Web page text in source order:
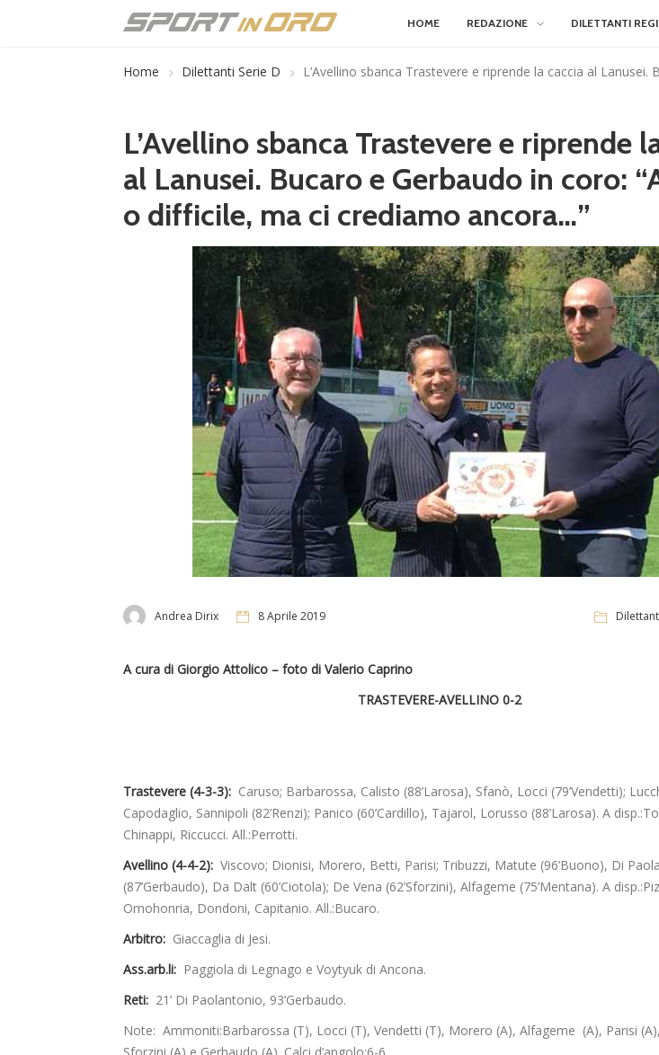
HOME REDAZIONE DILETTANTI
Home Dilettanti Serie D L’Avellino sbanca Trastevere e riprende la caccia al
L’Avellino sbanca Trastevere e riprende
al Lanusei. Bucaro e Gerbaudo in coro:
o difficile, ma ci crediamo ancora…”
Andrea Dirix 8 Aprile 2019
A cura di Giorgio Attolico – foto di Valerio Caprino
TRASTEVERE-AVELLINO 0-2
Trastevere (4-3-3): Caruso; Barbarossa, Calisto (88’Larosa), Sfanò, Locci (79’Vendetti);
Capodaglio, Sannipoli (82’Renzi); Panico (60’Cardillo), Tajarol, Lorusso (88’Larosa). A
Chinappi, Riccucci. All.:Perrotti.
Avellino (4-4-2): Viscovo; Dionisi, Morero, Betti, Parisi; Tribuzzi, Matute (96’Buono), Di
(87’Gerbaudo), Da Dalt (60’Ciotola); De Vena (62’Sforzini), Alfageme (75’Mentana). A
Omohonria, Dondoni, Capitanio. All.:Bucaro.
Arbitro: Giaccaglia di Jesi.
Ass.arb.li: Paggiola di Legnago e Voytyuk di Ancona.
Reti: 21’ Di Paolantonio, 93’Gerbaudo.
Note: Ammoniti:Barbarossa (T), Locci (T), Vendetti (T), Morero (A), Alfageme (A), Parisi